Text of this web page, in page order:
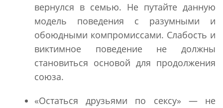
вернулся в семью. Не путайте данную
модель поведения с разумными и
обоюдными компромиссами. Слабость и
виктимное поведение не должны
становиться основой для продолжения
союза.
«Остаться друзьями по сексу» — не